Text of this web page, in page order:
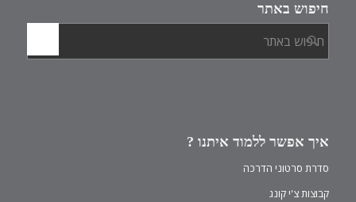
חיפוש באתר
איך אפשר ללמוד איתנו ?
סדרת סרטוני הדרכה
קבוצות צ'י קונג